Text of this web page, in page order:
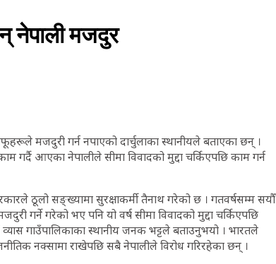
नेपाली मजदुर
मजदुरी गर्न नपाएको दार्चुलाका स्थानीयले बताएका छन् ।
गर्दै आएका नेपालीले सीमा विवादको मुद्दा चर्किएपछि काम गर्न
ठूलो सङ्ख्यामा सुरक्षाकर्मी तैनाथ गरेको छ । गतवर्षसम्म सयौँ
गर्ने गरेको भए पनि यो वर्ष सीमा विवादको मुद्दा चर्किएपछि
व्यास गाउँपालिकाका स्थानीय जनक भट्टले बताउनुभयो । भारतले
नक्सामा राखेपछि सबै नेपालीले विरोध गरिरहेका छन् ।